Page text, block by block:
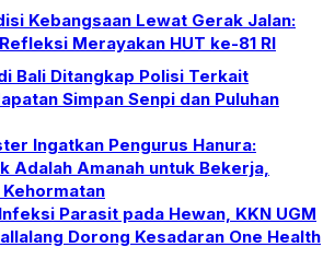
Kebangsaan Lewat Gerak Jalan:
Merayakan HUT ke-81 RI
Bali Ditangkap Polisi Terkait
Simpan Senpi dan Puluhan
Ingatkan Pengurus Hanura:
Adalah Amanah untuk Bekerja,
Kehormatan
Parasit pada Hewan, KKN UGM
Dorong Kesadaran One Health